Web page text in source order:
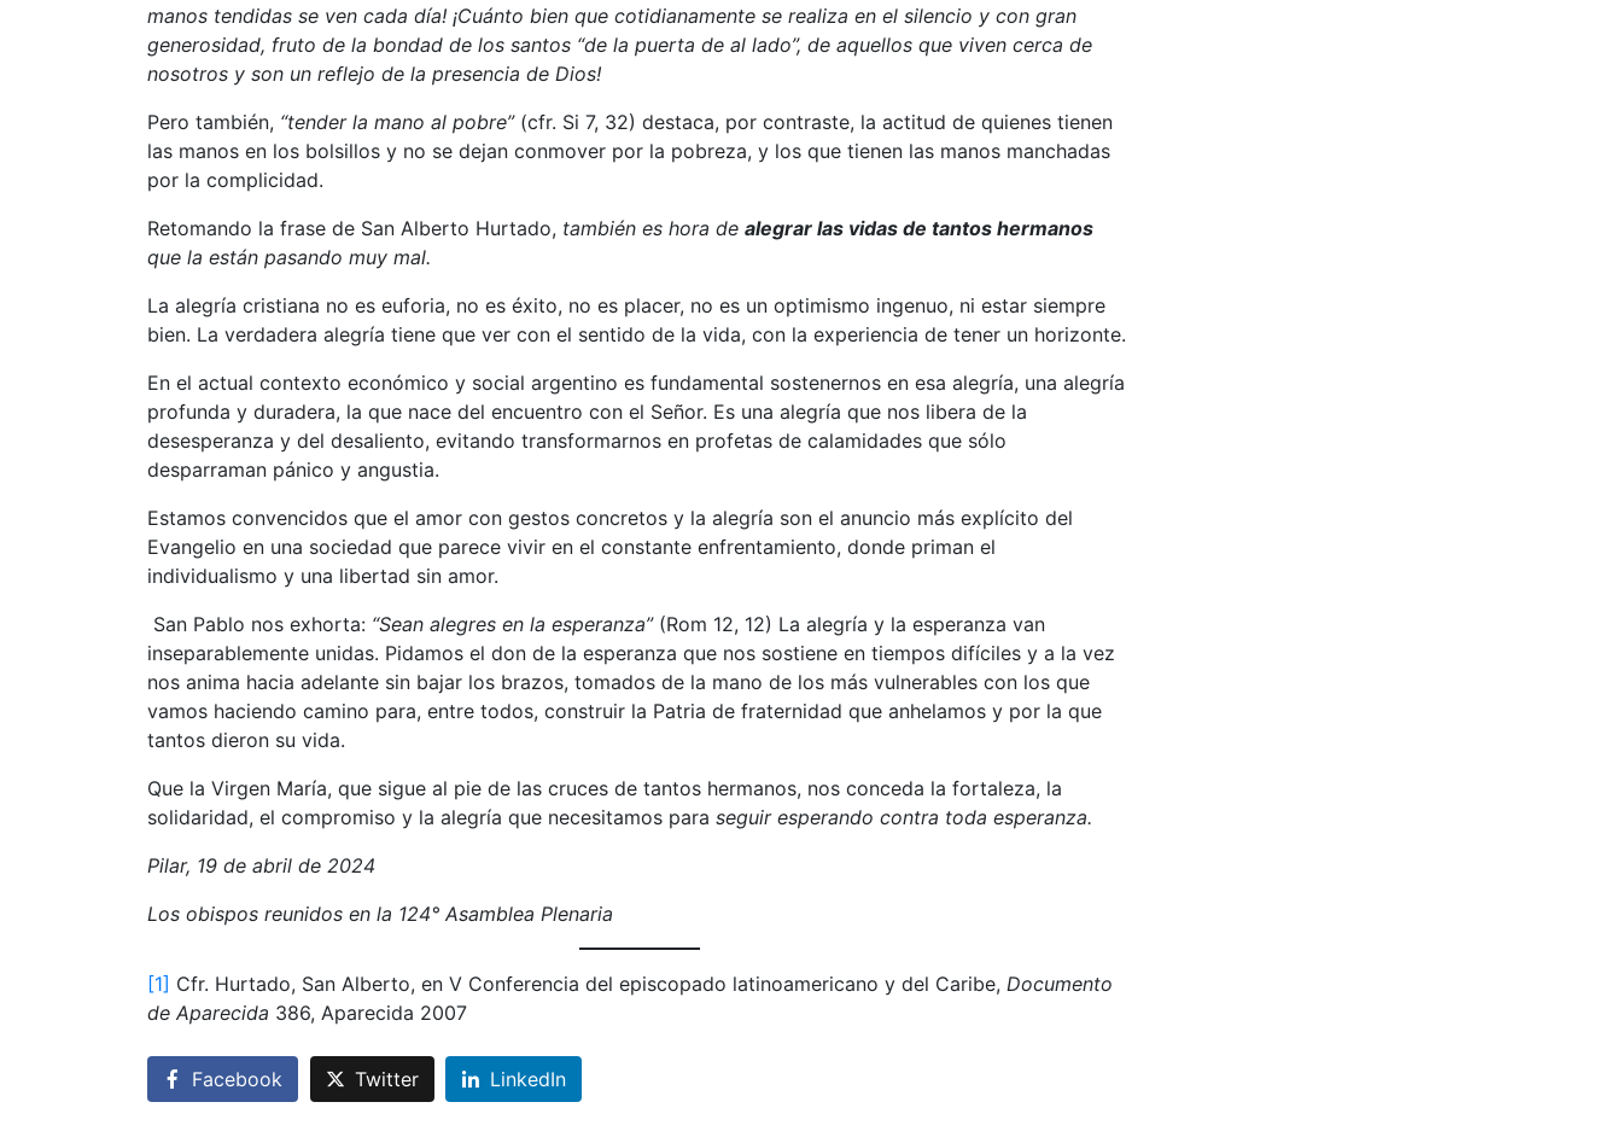
manos tendidas se ven cada día! ¡Cuánto bien que cotidianamente se realiza en el silencio y con gran
generosidad, fruto de la bondad de los santos “de la puerta de al lado”, de aquellos que viven cerca de
nosotros y son un reflejo de la presencia de Dios!
Pero también, “tender la mano al pobre”(cfr. Si 7, 32) destaca, por contraste, la actitud de quienes tienen
las manos en los bolsillos y no se dejan conmover por la pobreza, y los que tienen las manos manchadas
por la complicidad.
Retomando la frase de San Alberto Hurtado, también es hora de alegrar las vidas de tantos hermanos
que la están pasando muy mal.
La alegría cristiana no es euforia, no es éxito, no es placer, no es un optimismo ingenuo, ni estar siempre
bien. La verdadera alegría tiene que ver con el sentido de la vida, con la experiencia de tener un horizonte.
En el actual contexto económico y social argentino es fundamental sostenernos en esa alegría, una alegría
profunda y duradera, la que nace del encuentro con el Señor. Es una alegría que nos libera de la
desesperanza y del desaliento, evitando transformarnos en profetas de calamidades que sólo
desparraman pánico y angustia.
Estamos convencidos que el amor con gestos concretos y la alegría son el anuncio más explícito del
Evangelio en una sociedad que parece vivir en el constante enfrentamiento, donde priman el
individualismo y una libertad sin amor.
San Pablo nos exhorta: “Sean alegres en la esperanza”(Rom 12, 12) La alegría y la esperanza van
inseparablemente unidas. Pidamos el don de la esperanza que nos sostiene en tiempos difíciles y a la vez
nos anima hacia adelante sin bajar los brazos, tomados de la mano de los más vulnerables con los que
vamos haciendo camino para, entre todos, construir la Patria de fraternidad que anhelamos y por la que
tantos dieron su vida.
Que la Virgen María, que sigue al pie de las cruces de tantos hermanos, nos conceda la fortaleza, la
solidaridad, el compromiso y la alegría que necesitamos para seguir esperando contra toda esperanza.
Pilar, 19 de abril de 2024
Los obispos reunidos en la 124° Asamblea Plenaria
[1] Cfr. Hurtado, San Alberto, en V Conferencia del episcopado latinoamericano y del Caribe, Documento
de Aparecida 386, Aparecida 2007
Facebook Twitter LinkedIn